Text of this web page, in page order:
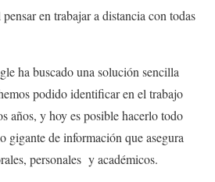
en trabajar a distancia con todas
ha buscado una solución sencilla
podido identificar en el trabajo
años, y hoy es posible hacerlo todo
gigante de información que asegura
personales y académicos.